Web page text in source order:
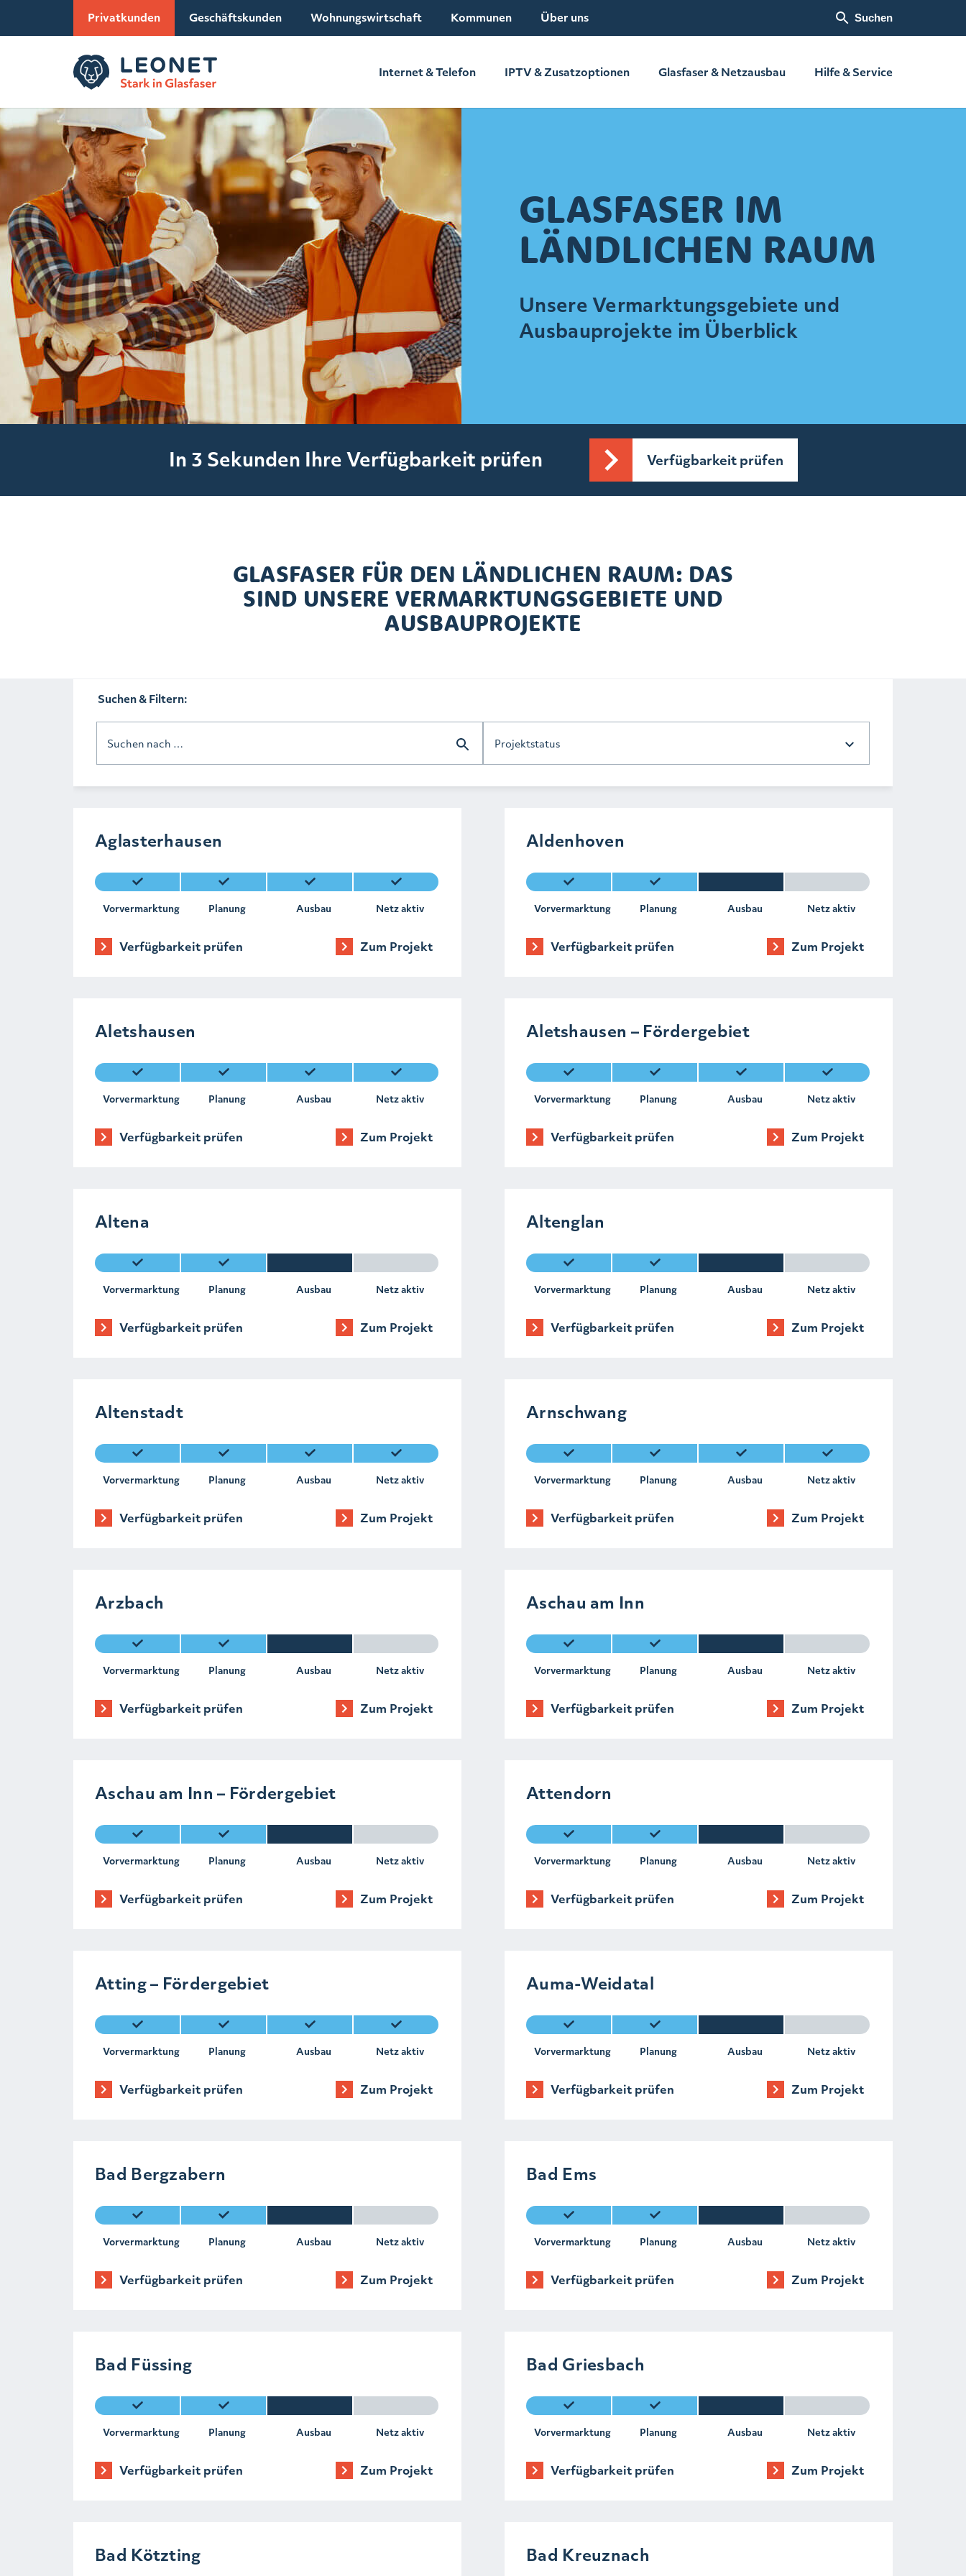
Privatkunden Geschäftskunden Wohnungswirtschaft Kommunen Über uns Suchen
Internet & Telefon IPTV & Zusatzoptionen Glasfaser & Netzausbau Hilfe & Service
GLASFASER IM
LÄNDLICHEN RAUM
Unsere Vermarktungsgebiete und
Ausbauprojekte im Überblick
In 3 Sekunden Ihre Verfügbarkeit prüfen Verfügbarkeit prüfen
GLASFASER FÜR DEN LÄNDLICHEN RAUM: DAS
SIND UNSERE VERMARKTUNGSGEBIETE UND
AUSBAUPROJEKTE
Suchen & Filtern:
Suchen nach … Projektstatus
Aglasterhausen
Vorvermarktung Planung Ausbau Netz aktiv
Verfügbarkeit prüfen Zum Projekt
Aldenhoven
Vorvermarktung Planung Ausbau Netz aktiv
Verfügbarkeit prüfen Zum Projekt
Aletshausen
Vorvermarktung Planung Ausbau Netz aktiv
Verfügbarkeit prüfen Zum Projekt
Aletshausen – Fördergebiet
Vorvermarktung Planung Ausbau Netz aktiv
Verfügbarkeit prüfen Zum Projekt
Altena
Vorvermarktung Planung Ausbau Netz aktiv
Verfügbarkeit prüfen Zum Projekt
Altenglan
Vorvermarktung Planung Ausbau Netz aktiv
Verfügbarkeit prüfen Zum Projekt
Altenstadt
Vorvermarktung Planung Ausbau Netz aktiv
Verfügbarkeit prüfen Zum Projekt
Arnschwang
Vorvermarktung Planung Ausbau Netz aktiv
Verfügbarkeit prüfen Zum Projekt
Arzbach
Vorvermarktung Planung Ausbau Netz aktiv
Verfügbarkeit prüfen Zum Projekt
Aschau am Inn
Vorvermarktung Planung Ausbau Netz aktiv
Verfügbarkeit prüfen Zum Projekt
Aschau am Inn – Fördergebiet
Vorvermarktung Planung Ausbau Netz aktiv
Verfügbarkeit prüfen Zum Projekt
Attendorn
Vorvermarktung Planung Ausbau Netz aktiv
Verfügbarkeit prüfen Zum Projekt
Atting – Fördergebiet
Vorvermarktung Planung Ausbau Netz aktiv
Verfügbarkeit prüfen Zum Projekt
Auma-Weidatal
Vorvermarktung Planung Ausbau Netz aktiv
Verfügbarkeit prüfen Zum Projekt
Bad Bergzabern
Vorvermarktung Planung Ausbau Netz aktiv
Verfügbarkeit prüfen Zum Projekt
Bad Ems
Vorvermarktung Planung Ausbau Netz aktiv
Verfügbarkeit prüfen Zum Projekt
Bad Füssing
Vorvermarktung Planung Ausbau Netz aktiv
Verfügbarkeit prüfen Zum Projekt
Bad Griesbach
Vorvermarktung Planung Ausbau Netz aktiv
Verfügbarkeit prüfen Zum Projekt
Bad Kötzting Bad Kreuznach